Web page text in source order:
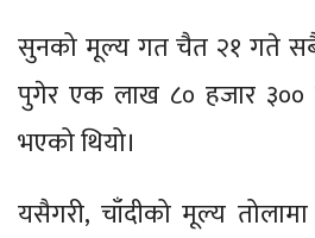
सुनको मूल्य गत चैत २१ गते
पुगेर एक लाख ८० हजार ३००
भएको थियो।
यसैगरी, चाँदीको मूल्य